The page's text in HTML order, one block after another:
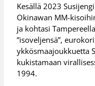
Kesällä 2023
Okinawan MM-
ja kohtasi
”isoveljensä”,
ykkösmaajoukkuetta
kukistamaan
1994.